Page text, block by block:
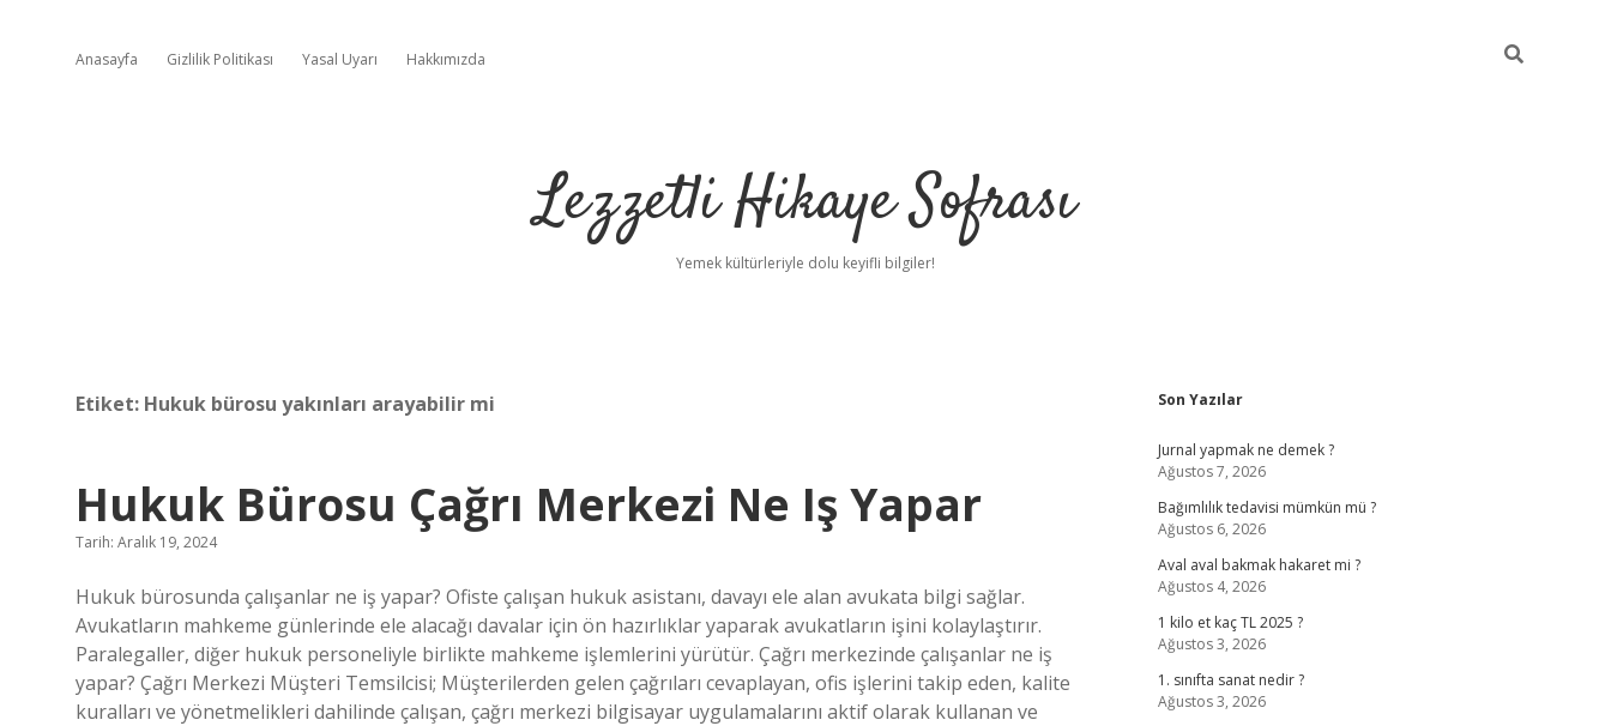
Anasayfa Gizlilik Politikası Yasal Uyarı Hakkımızda
Lezzetli Hikaye Sofrası
Yemek kültürleriyle dolu keyifli bilgiler!
Etiket: Hukuk bürosu yakınları arayabilir mi
Hukuk Bürosu Çağrı Merkezi Ne Iş Yapar
Tarih: Aralık 19, 2024
Hukuk bürosunda çalışanlar ne iş yapar? Ofiste çalışan hukuk asistanı, davayı ele alan avukata bilgi sağlar.
Avukatların mahkeme günlerinde ele alacağı davalar için ön hazırlıklar yaparak avukatların işini kolaylaştırır.
Paralegaller, diğer hukuk personeliyle birlikte mahkeme işlemlerini yürütür. Çağrı merkezinde çalışanlar ne iş
yapar? Çağrı Merkezi Müşteri Temsilcisi; Müşterilerden gelen çağrıları cevaplayan, ofis işlerini takip eden, kalite
kuralları ve yönetmelikleri dahilinde çalışan, çağrı merkezi bilgisayar uygulamalarını aktif olarak kullanan ve
Sidebar
Son Yazılar
Jurnal yapmak ne demek ?
Ağustos 7, 2026
Bağımlılık tedavisi mümkün mü ?
Ağustos 6, 2026
Aval aval bakmak hakaret mi ?
Ağustos 4, 2026
1 kilo et kaç TL 2025 ?
Ağustos 3, 2026
1. sınıfta sanat nedir ?
Ağustos 3, 2026